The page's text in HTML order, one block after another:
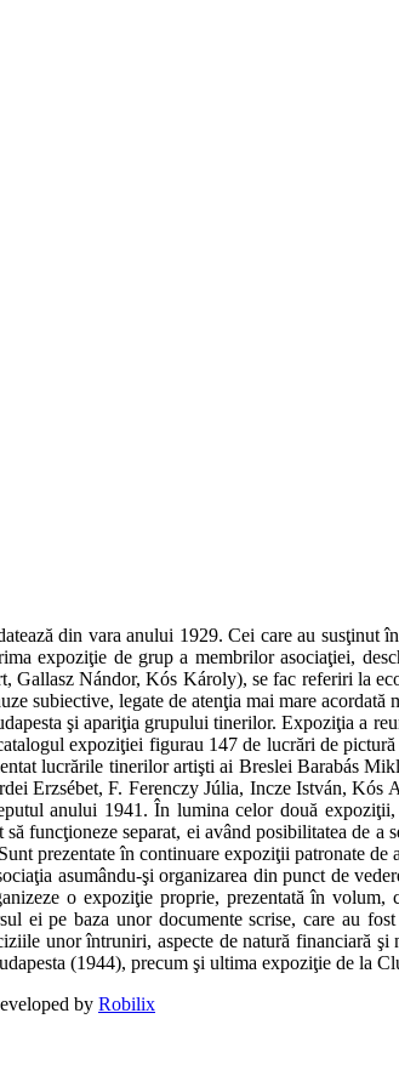
din vara anului 1929. Cei care au susţinut
expoziţie de grup a membrilor asociaţiei,
Nándor, Kós Károly), se fac referiri la
subiective, legate de atenţia mai mare
şi apariţia grupului tinerilor. Expoziţia a
expoziţiei figurau 147 de lucrări de
lucrările tinerilor artişti ai Breslei Barabás
Erzsébet, F. Ferenczy Júlia, Incze István,
anului 1941. În lumina celor două
funcţioneze separat, ei având posibilitatea de a
prezentate în continuare expoziţii patronate
asumându-şi organizarea din punct de
o expoziţie proprie, prezentată în
ei pe baza unor documente scrise, care au
unor întruniri, aspecte de natură financiară
(1944), precum şi ultima expoziţie de la
by Robilix